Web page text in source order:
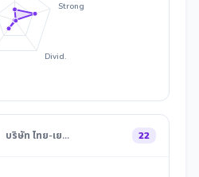
Strong
Divid.
บริษัท ไทย-เย… 22